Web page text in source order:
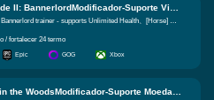
Mount & Blade II: Bannerlord trainer - supports Unlimited Health、[Horse] Unlimited Health、Unlimited Shield Durability
/ fortalecer 24 termo
Epic GOG Xbox